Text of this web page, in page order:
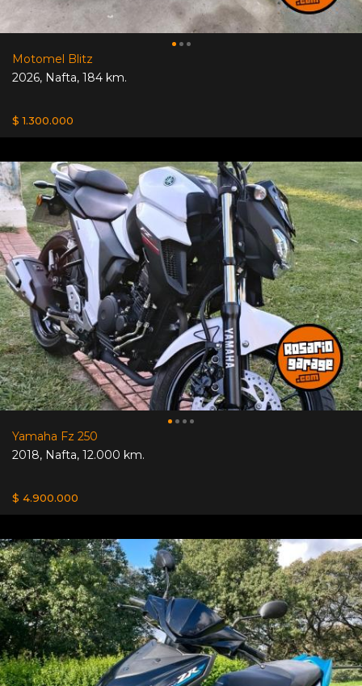
Motomel Blitz
2026, Nafta, 184 km.
$ 1.300.000
Yamaha Fz 250
2018, Nafta, 12.000 km.
$ 4.900.000